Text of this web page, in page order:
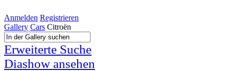
Anmelden Registrieren
Gallery Cars Citroën
Erweiterte Suche
Diashow ansehen